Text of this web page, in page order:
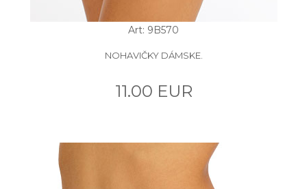
Art: 9B570
NOHAVIČKY DÁMSKE.
11.00 EUR